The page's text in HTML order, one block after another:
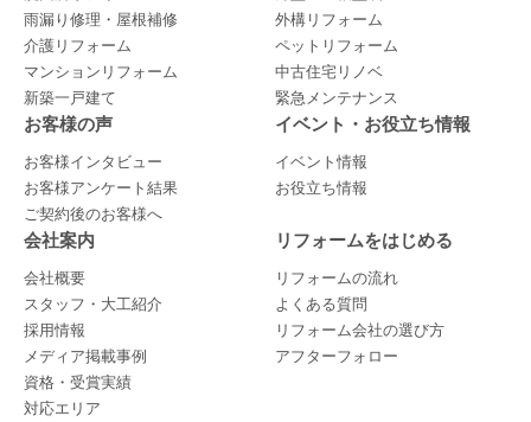
雨漏り修理・屋根補修
外構リフォーム
介護リフォーム
ペットリフォーム
マンションリフォーム
中古住宅リノベ
新築一戸建て
緊急メンテナンス
お客様の声
お客様インタビュー
お客様アンケート結果
ご契約後のお客様へ
イベント・お役立ち情報
イベント情報
お役立ち情報
会社案内
会社概要
スタッフ・大工紹介
採用情報
メディア掲載事例
資格・受賞実績
対応エリア
リフォームをはじめる
リフォームの流れ
よくある質問
リフォーム会社の選び方
アフターフォロー